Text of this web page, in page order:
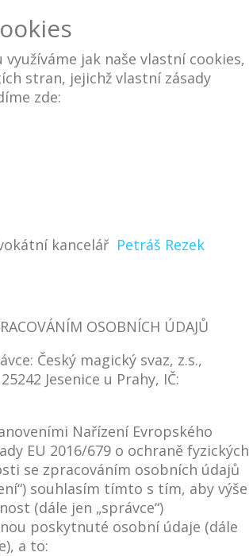
využíváme jak naše vlastní cookies,
stran, jejichž vlastní zásady
zde:
kancelář Petráš Rezek
OSOBNÍCH ÚDAJŮ
Český magický svaz, z.s.,
Jesenice u Prahy, IČ:
Nařízení Evropského
EU 2016/679 o ochraně fyzických
se zpracováním osobních údajů
souhlasím tímto s tím, aby výše
(dále jen „správce“)
poskytnuté osobní údaje (dále
a to: